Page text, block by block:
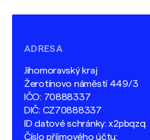
ADRESA
Jihomoravský kraj
Žerotínovo náměstí 449/3
IČO: 70888337
DIČ: CZ70888337
ID datové schránky: x2pbqzq
Číslo příjmového účtu: